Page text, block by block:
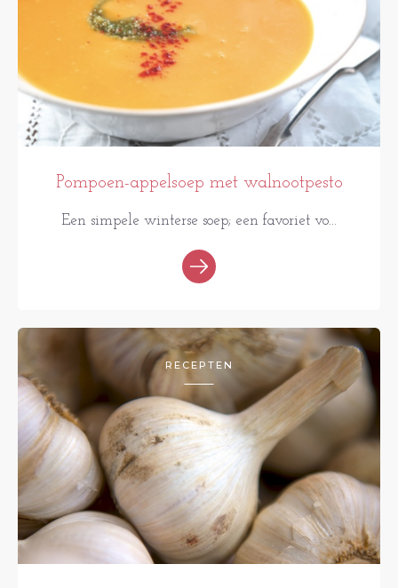
Pompoen-appelsoep met walnootpesto
Een simpele winterse soep; een favoriet vo...
RECEPTEN